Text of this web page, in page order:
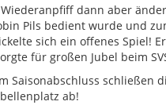
dann aber
Pils bedient wurde und
sich ein offenes Spiel!
für großen Jubel beim
Saisonabschluss schließen
ab!